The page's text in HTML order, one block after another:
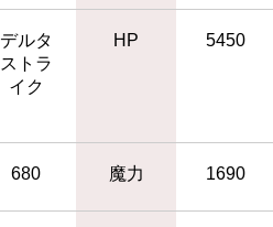
デルタ
ストラ
イク
HP 5450
680 魔力 1690